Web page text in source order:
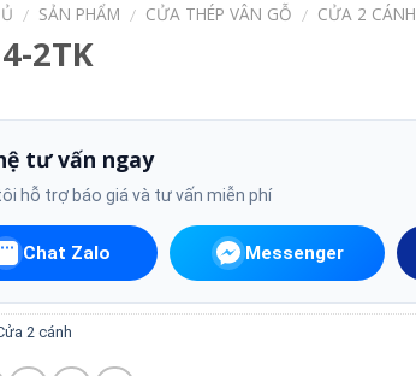
/ SẢN PHẨM / CỬA THÉP VÂN GỖ / CỬA 2 CÁNH
2TK
tư vấn ngay
hỗ trợ báo giá và tư vấn miễn phí
Chat Zalo Messenger
2 cánh